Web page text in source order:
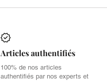
Articles authentifiés
100% de nos articles
authentifiés par nos experts et